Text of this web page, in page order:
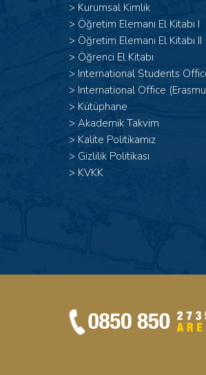
> Kurumsal Kimlik
> Öğretim Elemanı El Kitabı I
> Öğretim Elemanı El Kitabı II
> Öğrenci El Kitabı
> International Students
> International Office
> Kütüphane
> Akademik Takvim
> Kalite Politikamız
> Gizlilik Politikası
> KVKK